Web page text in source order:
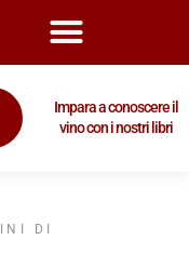
Impara a conoscere il
vino con i nostri libri
DI